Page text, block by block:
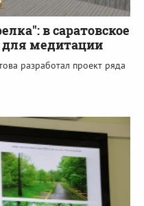
в саратовское
для медитации
разработал проект ряда